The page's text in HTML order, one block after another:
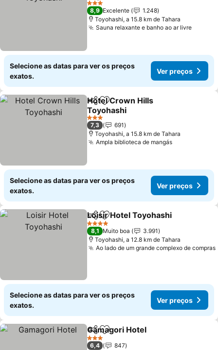
3 Estrelas
8,9 Excelente
1.248
Toyohashi, a 15.8 km de Tahara
Sauna relaxante e banho ao ar livre
Selecione as datas para ver os preços
exatos.
Ver preços
PartilharAdicionar aos favoritos
Hotel Crown Hills
Toyohashi
3 Estrelas
7,3
691
Toyohashi, a 15.8 km de Tahara
Ampla biblioteca de mangás
Selecione as datas para ver os preços
exatos.
Ver preços
PartilharAdicionar aos favoritos
Loisir Hotel Toyohashi
4 Estrelas
8,1 Muito boa
3.991
Toyohashi, a 12.8 km de Tahara
Ao lado de um grande complexo de compras
Selecione as datas para ver os preços
exatos.
Ver preços
PartilharAdicionar aos favoritos
Gamagori Hotel
3 Estrelas
6,4
847